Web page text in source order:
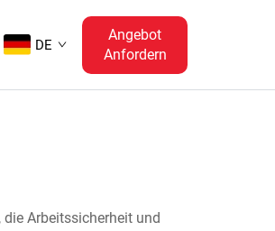
DE
Angebot
Anfordern
Arbeitssicherheit und